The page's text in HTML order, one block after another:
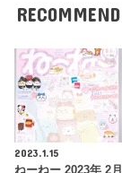
RECOMMEND
2023.1.15